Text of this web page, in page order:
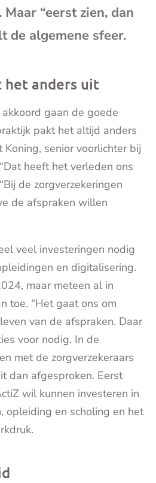
“eerst zien, dan
de algemene sfeer.
anders uit
gaan de goede
pakt het altijd anders
senior voorlichter bij
heeft het verleden ons
de zorgverzekeringen
de afspraken willen
veel investeringen nodig
en digitalisering.
maar meteen al in
toe. “Het gaat ons om
van de afspraken. Daar
voor nodig. In de
met de zorgverzekeraars
dan afgesproken. Eerst
wil kunnen investeren in
opleiding en scholing en het